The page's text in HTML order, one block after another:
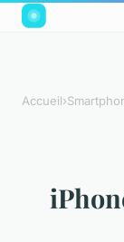
Accueil›